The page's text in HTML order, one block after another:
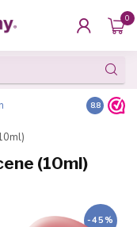
0
8.8
(10ml)
-45%